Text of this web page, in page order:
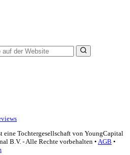
eine Tochtergesellschaft von YoungCapital
B.V. - Alle Rechte vorbehalten • AGB •